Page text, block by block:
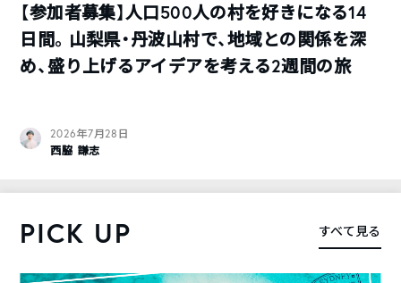
【参加者募集】人口500人の村を好きになる14
日間。山梨県・丹波山村で、地域との関係を深
め、盛り上げるアイデアを考える2週間の旅
2026年7月28日
西脇 謙志
PICK UP すべて見る